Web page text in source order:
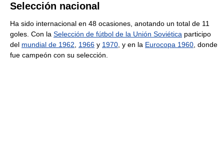
Selección nacional
Ha sido internacional en 48 ocasiones, anotando un total de 11
goles. Con la Selección de fútbol de la Unión Soviética participo
del mundial de 1962 1966 y 1970 , y en la Eurocopa 1960 , donde
fue campeón con su selección.